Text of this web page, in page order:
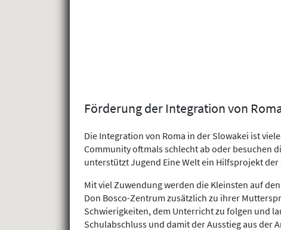
Förderung der Integration von
Die Integration von Roma in der Slowakei ist
Community oftmals schlecht ab oder besuchen
unterstützt Jugend Eine Welt ein Hilfsprojekt
Mit viel Zuwendung werden die Kleinsten auf
Don Bosco-Zentrum zusätzlich zu ihrer
Schwierigkeiten, dem Unterricht zu folgen und
Schulabschluss und damit der Ausstieg aus der